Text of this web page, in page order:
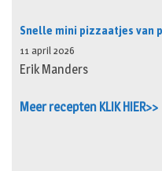
Snelle mini pizzaatjes van
11 april 2026
Erik Manders
Meer recepten KLIK HIER>>